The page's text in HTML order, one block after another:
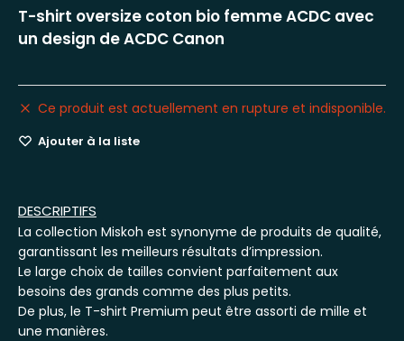
T-shirt oversize coton bio femme ACDC avec
un design de ACDC Canon
Ce produit est actuellement en rupture et indisponible.
Ajouter à la liste
DESCRIPTIFS
La collection Miskoh est synonyme de produits de qualité,
garantissant les meilleurs résultats d’impression.
Le large choix de tailles convient parfaitement aux
besoins des grands comme des plus petits.
De plus, le T-shirt Premium peut être assorti de mille et
une manières.